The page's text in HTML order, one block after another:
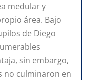
medular y
área. Bajo
de Diego
sin embargo,
no culminaron en